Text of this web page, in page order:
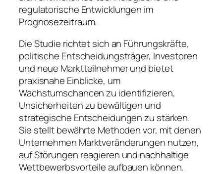
regulatorische Entwicklungen im
Prognosezeitraum.
Die Studie richtet sich an Führungskräfte,
politische Entscheidungsträger, Investoren
und neue Marktteilnehmer und bietet
praxisnahe Einblicke, um
Wachstumschancen zu identifizieren,
Unsicherheiten zu bewältigen und
strategische Entscheidungen zu stärken.
Sie stellt bewährte Methoden vor, mit denen
Unternehmen Marktveränderungen nutzen,
auf Störungen reagieren und nachhaltige
Wettbewerbsvorteile aufbauen können.